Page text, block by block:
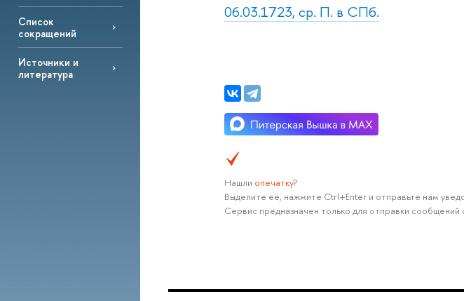
Список
сокращений
Источники и
литература
06.03.1723, ср. П. в СПб.
Нашли опечатку?
Выделите её, нажмите Ctrl+Enter и отправьте нам
Сервис предназначен только для отправки